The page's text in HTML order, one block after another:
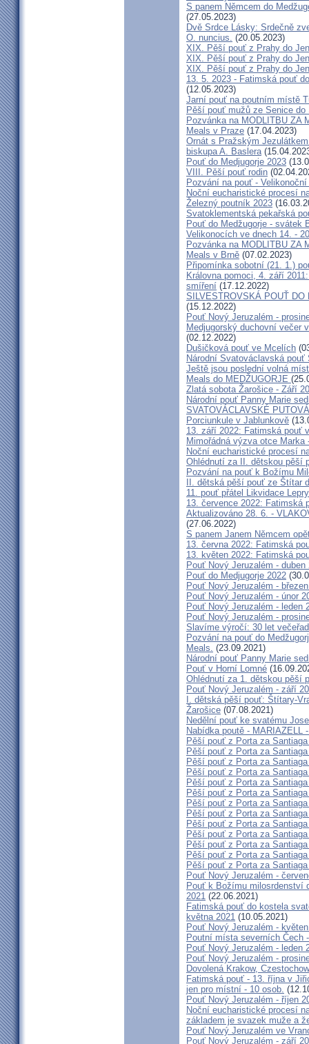
S panem Němcem do
(27.05.2023)
Dvě Srdce Lásky: Srdečně
O. nuncius. (20.05.2023)
XIX. Pěší pouť z Prahy do
XIX. Pěší pouť z Prahy do
XIX. Pěší pouť z Prahy do
13. 5. 2023 - Fatimská pouť
(12.05.2023)
Jarní pouť na poutním místě
Pěší pouť mužů ze Senice do
Pozvánka na MODLITBU ZA
Meals v Praze (17.04.2023)
Ornát s Pražským
biskupa A. Baslera
Pouť do Medjugorje 2023
VIII. Pěší pouť rodin
Pozvání na pouť -
Noční eucharistické procesí
Železný poutník 2023
Svatoklementská pekařská
Pouť do Medžugorje - svátek
Velikonocích ve dnech 14. -
Pozvánka na MODLITBU ZA
Meals v Brně (07.02.2023)
Připomínka sobotní (21. 1.)
Královna pomoci, 4. září
smíření (17.12.2022)
SILVESTROVSKÁ POUŤ DO
(15.12.2022)
Pouť Nový Jeruzalém -
Medjugorský duchovní večer
(02.12.2022)
Dušičková pouť ve Mcelích
Národní Svatováclavská pouť
Ještě jsou poslední volná
Meals do MEDŽUGORJE
Zlatá sobota Žarošice - Září
Národní pouť Panny Marie
SVATOVÁCLAVSKÉ
Porciunkule v Jablunkově
13. září 2022: Fatimská pouť
Mimořádná výzva otce
Noční eucharistické procesí
Ohlédnutí za II. dětskou pěší
Pozvání na pouť k Božímu
II. dětská pěší pouť ze Štítar
11. pouť přátel Likvidace Lepry
13. července 2022: Fatimská
Aktualizováno 28. 6. -
(27.06.2022)
S panem Janem Němcem
13. června 2022: Fatimská
13. květen 2022: Fatimská
Pouť Nový Jeruzalém - duben
Pouť do Medjugorje 2022
Pouť Nový Jeruzalém -
Pouť Nový Jeruzalém - únor
Pouť Nový Jeruzalém - leden
Pouť Nový Jeruzalém -
Slavíme výročí: 30 let
Pozvání na pouť do
Meals. (23.09.2021)
Národní pouť Panny Marie
Pouť v Horní Lomné
Ohlédnutí za 1. dětskou pěší
Pouť Nový Jeruzalém - září
I. dětská pěší pouť: Štítary-
Žarošice (07.08.2021)
Nedělní pouť ke svatému
Nabídka poutě - MARIAZELL
Pěší pouť z Porta za
Pěší pouť z Porta za
Pěší pouť z Porta za
Pěší pouť z Porta za
Pěší pouť z Porta za
Pěší pouť z Porta za
Pěší pouť z Porta za
Pěší pouť z Porta za
Pěší pouť z Porta za
Pěší pouť z Porta za
Pěší pouť z Porta za
Pěší pouť z Porta za
Pěší pouť z Porta za
Pouť Nový Jeruzalém -
Pouť k Božímu milosrdenství
2021 (22.06.2021)
Fatimská pouť do kostela
května 2021 (10.05.2021)
Pouť Nový Jeruzalém -
Poutní místa severních Čech
Pouť Nový Jeruzalém - leden
Pouť Nový Jeruzalém -
Dovolená Krakow,
Fatimská pouť - 13. října v
jen pro místní - 10 osob.
Pouť Nový Jeruzalém - říjen
Noční eucharistické procesí
základem je svazek muže a
Pouť Nový Jeruzalém ve
Pouť Nový Jeruzalém - září